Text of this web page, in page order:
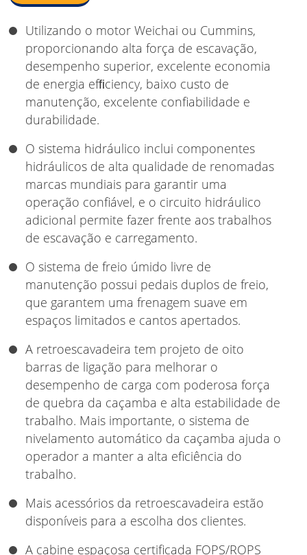
Utilizando o motor Weichai ou Cummins,
proporcionando alta força de escavação,
desempenho superior, excelente economia
de energia efﬁciency, baixo custo de
manutenção, excelente confiabilidade e
durabilidade.
O sistema hidráulico inclui componentes
hidráulicos de alta qualidade de renomadas
marcas mundiais para garantir uma
operação confiável, e o circuito hidráulico
adicional permite fazer frente aos trabalhos
de escavação e carregamento.
O sistema de freio úmido livre de
manutenção possui pedais duplos de freio,
que garantem uma frenagem suave em
espaços limitados e cantos apertados.
A retroescavadeira tem projeto de oito
barras de ligação para melhorar o
desempenho de carga com poderosa força
de quebra da caçamba e alta estabilidade de
trabalho. Mais importante, o sistema de
nivelamento automático da caçamba ajuda o
operador a manter a alta eficiência do
trabalho.
Mais acessórios da retroescavadeira estão
disponíveis para a escolha dos clientes.
A cabine espaçosa certificada FOPS/ROPS